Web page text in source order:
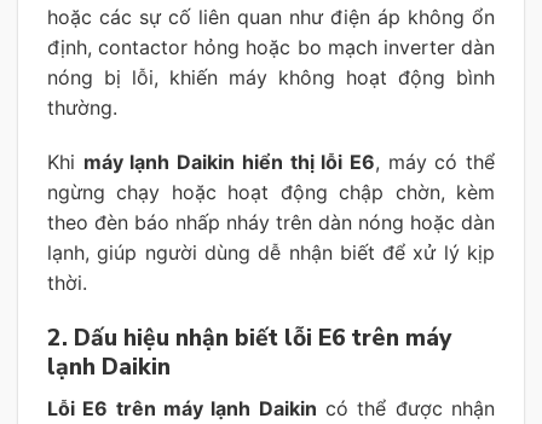
hoặc các sự cố liên quan như điện áp không ổn
định, contactor hỏng hoặc bo mạch inverter dàn
nóng bị lỗi, khiến máy không hoạt động bình
thường.
Khi máy lạnh Daikin hiển thị lỗi E6, máy có thể
ngừng chạy hoặc hoạt động chập chờn, kèm
theo đèn báo nhấp nháy trên dàn nóng hoặc dàn
lạnh, giúp người dùng dễ nhận biết để xử lý kịp
thời.
2. Dấu hiệu nhận biết lỗi E6 trên máy
lạnh Daikin
Lỗi E6 trên máy lạnh Daikin có thể được nhận